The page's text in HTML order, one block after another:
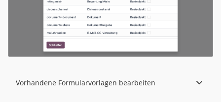
Vorhandene Formularvorlagen bearbeiten